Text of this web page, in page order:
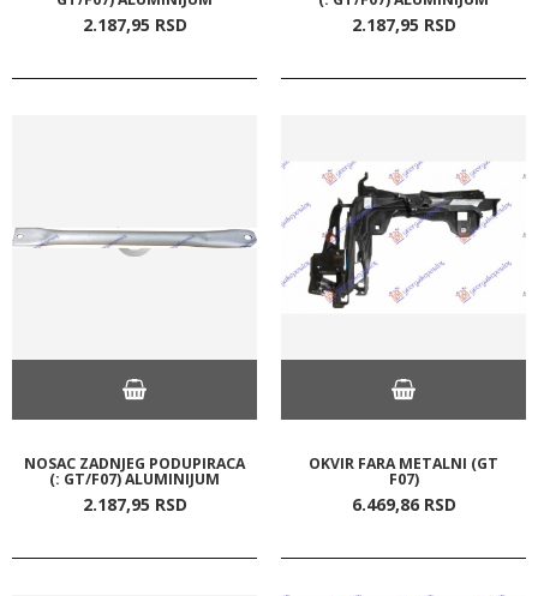
2.187,95 RSD 2.187,95 RSD
NOSAC ZADNJEG PODUPIRACA
(: GT/F07) ALUMINIJUM
2.187,95 RSD
OKVIR FARA METALNI (GT
F07)
6.469,86 RSD